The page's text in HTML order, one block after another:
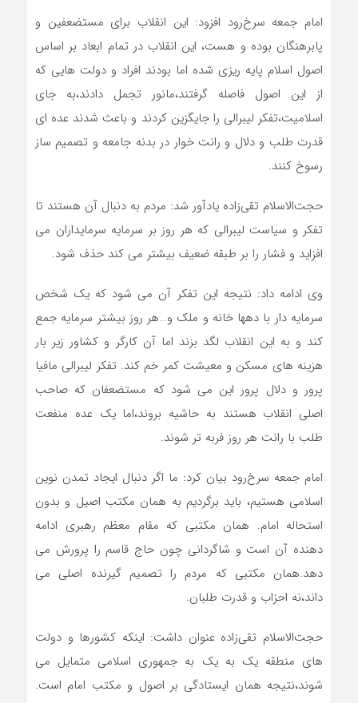
امام جمعه سرخ‌رود افزود: این انقلاب برای مستضعفین و
پابرهنگان بوده و هست، این انقلاب در تمام ابعاد بر اساس
اصول اسلام پایه ریزی شده اما بودند افراد و دولت هایی که
از این اصول فاصله گرفتند،مانور تجمل دادند،به جای
اسلامیت،تفکر لیبرالی را جایگزین کردند و باعث شدند عده ای
قدرت طلب و دلال و رانت خوار در بدنه جامعه و تصمیم ساز
رسوخ کنند.
حجت‌الاسلام تقی‌زاده یادآور شد: مردم به دنبال آن هستند تا
تفکر و سیاست لیبرالی که هر روز بر سرمایه سرمایداران می
افزايد و فشار را بر طبقه ضعیف بیشتر می کند حذف شود.
وی ادامه داد: نتیجه این تفکر آن می شود که یک شخص
سرمایه دار با دهها خانه و ملک و…هر روز بیشتر سرمایه جمع
کند و به این انقلاب لگد بزند اما آن کارگر و کشاور زیر بار
هزینه های مسکن و معیشت کمر خم کند. تفکر لیبرالی مافیا
پرور و دلال پرور این می شود که مستضعفان که صاحب
اصلی انقلاب هستند به حاشیه بروند،اما یک عده منفعت
طلب با رانت هر روز فربه تر شوند.
امام جمعه سرخ‌رود بیان کرد: ما اگر دنبال ایجاد تمدن نوین
اسلامی هستیم، باید برگردیم به همان مکتب اصیل و بدون
استحاله امام. همان مکتبی که مقام معظم رهبری ادامه
دهنده آن است و شاگردانی چون حاج قاسم را پرورش می
دهد‌.همان مکتبی که مردم را تصمیم گیرنده اصلی می
داند،نه احزاب و قدرت طلبان.
حجت‎‌الاسلام تقی‌زاده عنوان داشت: اینکه کشورها و دولت
های منطقه یک به یک به جمهوری اسلامی متمایل می
شوند،نتیجه همان ایستادگی بر اصول و مکتب امام است.